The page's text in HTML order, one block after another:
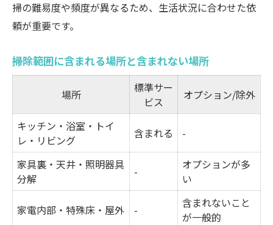
掃の難易度や頻度が異なるため、生活状況に合わせた依
頼が重要です。
掃除範囲に含まれる場所と含まれない場所
場所
標準サー
ビス
オプション/除外
キッチン・浴室・トイ
レ・リビング
含まれる -
家具裏・天井・照明器具
分解
-
オプションが多
い
家電内部・特殊床・屋外 -
含まれないこと
が一般的